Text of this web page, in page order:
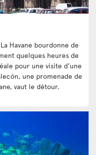
Havane bourdonne de
quelques heures de
pour une visite d’une
une promenade de
vaut le détour.